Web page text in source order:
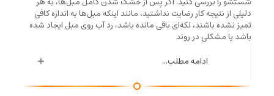
دلیلی از نتیجه کار رضایت نداشتید، مانند اینکه مبل‌ها به اندازه کافی
تمیز نشده باشند، لکه‌ای باقی مانده باشد، رد آب روی مبل ایجاد شده
باشد یا مشکلی در روند
ادامه مطلب...